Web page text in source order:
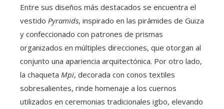
Entre sus diseños más destacados se encuentra el
vestido Pyramids, inspirado en las pirámides de Guiza
y confeccionado con patrones de prismas
organizados en múltiples direcciones, que otorgan al
conjunto una apariencia arquitectónica. Por otro lado,
la chaqueta Mpi, decorada con conos textiles
sobresalientes, rinde homenaje a los cuernos
utilizados en ceremonias tradicionales igbo, elevando